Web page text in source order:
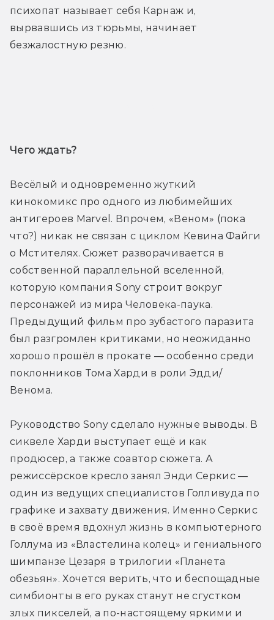
психопат называет себя Карнаж и,
вырвавшись из тюрьмы, начинает
безжалостную резню.
Чего ждать?
Весёлый и одновременно жуткий
кинокомикс про одного из любимейших
антигероев Marvel. Впрочем, «Веном» (пока
что?) никак не связан с циклом Кевина Файги
о Мстителях. Сюжет разворачивается в
собственной параллельной вселенной,
которую компания Sony строит вокруг
персонажей из мира Человека-паука.
Предыдущий фильм про зубастого паразита
был разгромлен критиками, но неожиданно
хорошо прошёл в прокате — особенно среди
поклонников Тома Харди в роли Эдди/
Венома.
Руководство Sony сделало нужные выводы. В
сиквеле Харди выступает ещё и как
продюсер, а также соавтор сюжета. А
режиссёрское кресло занял Энди Серкис —
один из ведущих специалистов Голливуда по
графике и захвату движения. Именно Серкис
в своё время вдохнул жизнь в компьютерного
Голлума из «Властелина колец» и гениального
шимпанзе Цезаря в трилогии «Планета
обезьян». Хочется верить, что и беспощадные
симбионты в его руках станут не сгустком
злых пикселей, а по-настоящему яркими и